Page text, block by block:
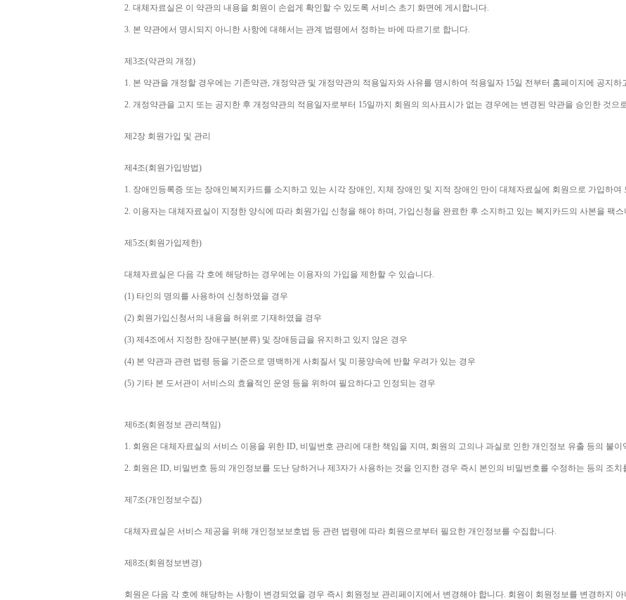
2. 대체자료실은 이 약관의 내용을 회원이 손쉽게 확인할 수 있도록 서비스 초기 화면에 게시합니다.
3. 본 약관에서 명시되지 아니한 사항에 대해서는 관계 법령에서 정하는 바에 따르기로 합니다.
제 3조(약관의 개정)
1. 본 약관을 개정할 경우에는 기존약관, 개정약관 및 개정약관의 적용일자와 사유를 명시하여 적용일자 15일 전부터 홈페이지에 공지
2. 개정약관을 고지 또는 공지한 후 개정약관의 적용일자로부터 15일까지 회원의 의사표시가 없는 경우에는 변경된 약관을 승인한 것으
제 2장 회원가입 및 관리
제 4조(회원가입방법)
1. 장애인등록증 또는 장애인복지카드를 소지하고 있는 시각 장애인, 지체 장애인 및 지적 장애인 만이 대체자료실에 회원으로 가입하
2. 이용자는 대체자료실이 지정한 양식에 따라 회원가입 신청을 해야 하며, 가입신청을 완료한 후 소지하고 있는 복지카드의 사본을 팩스
제 5조(회원가입제한)
대체자료실은 다음 각 호에 해당하는 경우에는 이용자의 가입을 제한할 수 있습니다.
(1) 타인의 명의를 사용하여 신청하였을 경우
(2) 회원가입신청서의 내용을 허위로 기재하였을 경우
(3) 제 4조에서 지정한 장애구분(분류) 및 장애등급을 유지하고 있지 않은 경우
(4) 본 약관과 관련 법령 등을 기준으로 명백하게 사회질서 및 미풍양속에 반할 우려가 있는 경우
(5) 기타 본 도서관이 서비스의 효율적인 운영 등을 위하여 필요하다고 인정되는 경우
제 6조(회원정보 관리책임)
1. 회원은 대체자료실의 서비스 이용을 위한 ID, 비밀번호 관리에 대한 책임을 지며, 회원의 고의나 과실로 인한 개인정보 유출 등의 불
2. 회원은 ID, 비밀번호 등의 개인정보를 도난 당하거나 제 3자가 사용하는 것을 인지한 경우 즉시 본인의 비밀번호를 수정하는 등의 조치
제 7조(개인정보수집)
대체자료실은 서비스 제공을 위해 개인정보보호법 등 관련 법령에 따라 회원으로부터 필요한 개인정보를 수집합니다.
제 8조(회원정보변경)
회원은 다음 각 호에 해당하는 사항이 변경되었을 경우 즉시 회원정보 관리페이지에서 변경해야 합니다. 회원이 회원정보를 변경하지